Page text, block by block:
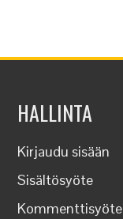
HALLINTA
Kirjaudu sisään
Sisältösyöte
Kommenttisyöte